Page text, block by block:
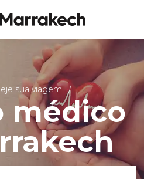
sua viagem
médico